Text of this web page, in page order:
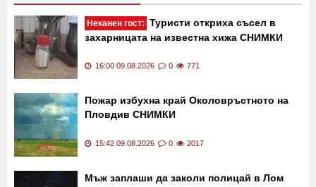
Неканен гост: Туристи откриха съсел в
захарницата на известна хижа СНИМКИ
16:00 09.08.2026 0 771
Пожар избухна край Околовръстното на
Пловдив СНИМКИ
15:42 09.08.2026 0 2017
Мъж заплаши да заколи полицай в Лом